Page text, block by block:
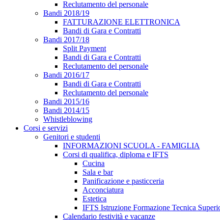
Reclutamento del personale
Bandi 2018/19
FATTURAZIONE ELETTRONICA
Bandi di Gara e Contratti
Bandi 2017/18
Split Payment
Bandi di Gara e Contratti
Reclutamento del personale
Bandi 2016/17
Bandi di Gara e Contratti
Reclutamento del personale
Bandi 2015/16
Bandi 2014/15
Whistleblowing
Corsi e servizi
Genitori e studenti
INFORMAZIONI SCUOLA - FAMIGLIA
Corsi di qualifica, diploma e IFTS
Cucina
Sala e bar
Panificazione e pasticceria
Acconciatura
Estetica
IFTS Istruzione Formazione Tecnica
Calendario festività e vacanze